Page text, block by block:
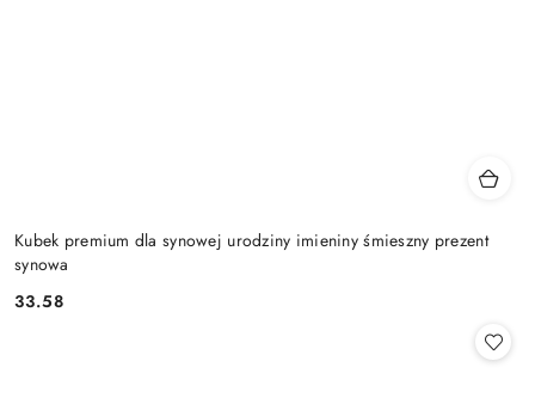
Kubek premium dla synowej urodziny imieniny śmieszny prezent
synowa
Cena:
33.58